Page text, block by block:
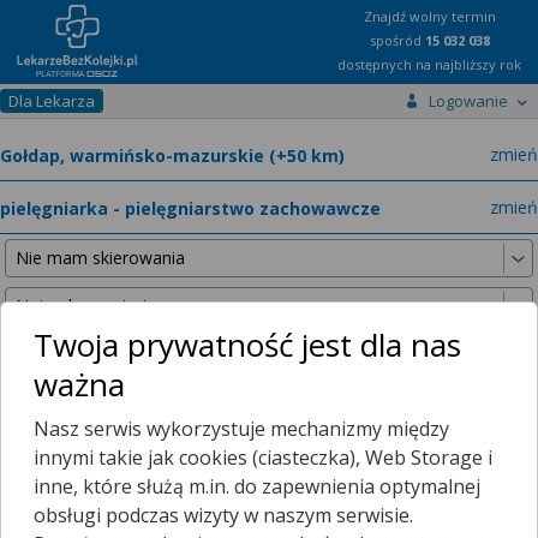
Znajdź wolny termin
spośród 15 032 038
dostępnych na najbliższy rok
Dla Lekarza Logowanie
zmień
zmień
Nie znaleźliśmy żadnych lekarzy w promieniu25 km , dlatego
zwiększyliśmy promień wyszukiwania do
50 km
Twoja prywatność jest dla nas
ważna
Nasz serwis wykorzystuje mechanizmy między
innymi takie jak cookies (ciasteczka), Web Storage i
inne, które służą m.in. do zapewnienia optymalnej
obsługi podczas wizyty w naszym serwisie.